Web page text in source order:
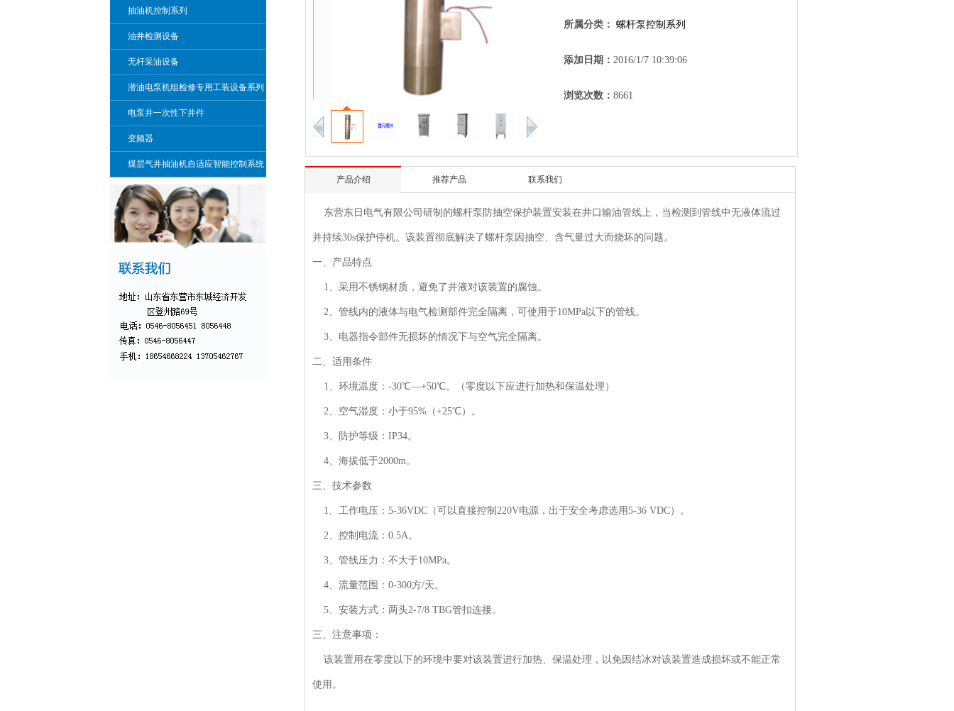
抽油机控制系列
油井检测设备
无杆采油设备
潜油电泵机组检修专用工装设备系列
电泵井一次性下井件
变频器
煤层气井抽油机自适应智能控制系统
装置
所属分类： 螺杆泵控制系列
添加日期： 2016/1/7 10:39:06
浏览次数： 8661
产品介绍 推荐产品 联系我们
东营东日电气有限公司研制的螺杆泵防抽空保护装置安装在井口输油管线上，当检测到管线中无液体流过
并持续30s保护停机。该装置彻底解决了螺杆泵因抽空、含气量过大而烧坏的问题。
一、产品特点
1、采用不锈钢材质，避免了井液对该装置的腐蚀。
2、管线内的液体与电气检测部件完全隔离，可使用于10MPa以下的管线。
3、电器指令部件无损坏的情况下与空气完全隔离。
二、适用条件
1、环境温度：-30℃—+50℃。（零度以下应进行加热和保温处理）
2、空气湿度：小于95%（+25℃）。
3、防护等级：IP34。
4、海拔低于2000m。
三、技术参数
1、工作电压：5-36VDC（可以直接控制220V电源，出于安全考虑选用5-36 VDC）。
2、控制电流：0.5A。
3、管线压力：不大于10MPa。
4、流量范围：0-300方/天。
5、安装方式：两头2-7/8 TBG管扣连接。
三、注意事项：
该装置用在零度以下的环境中要对该装置进行加热、保温处理，以免因结冰对该装置造成损坏或不能正常
使用。